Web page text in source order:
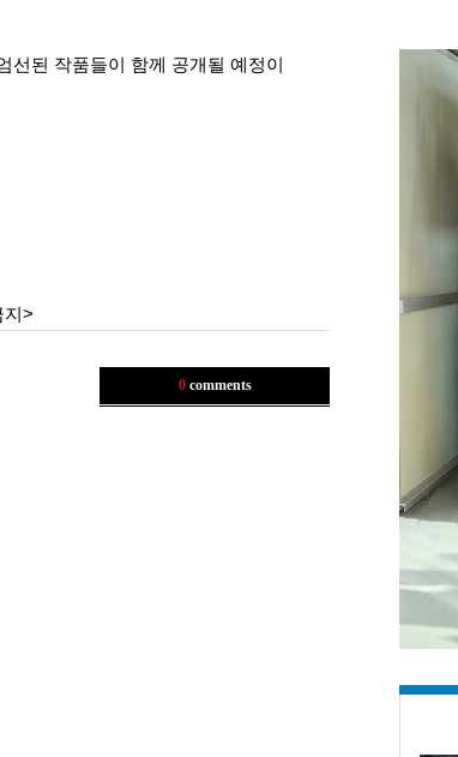
선된 작품들이 함께 공개될 예정이
지>
0comments